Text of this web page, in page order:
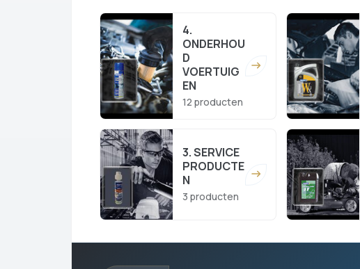
4.
ONDERHOU
D
VOERTUIG
EN
12 producten
3. SERVICE
PRODUCTE
N
3 producten